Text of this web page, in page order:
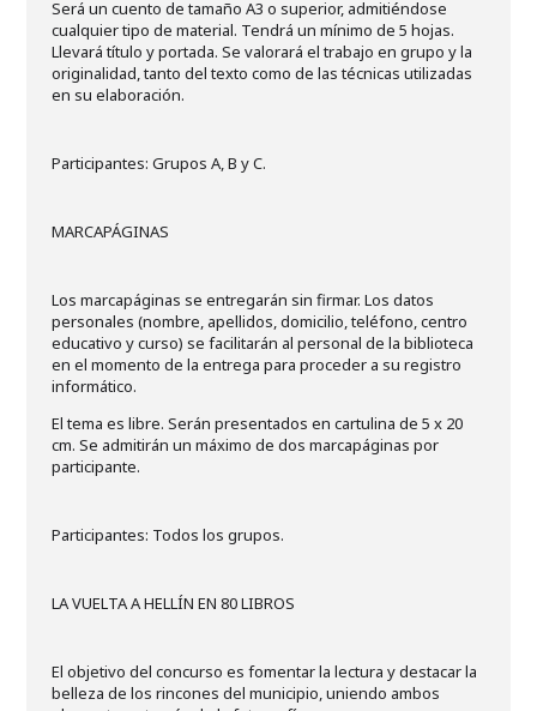
Será un cuento de tamaño A3 o superior, admitiéndose
cualquier tipo de material. Tendrá un mínimo de 5 hojas.
Llevará título y portada. Se valorará el trabajo en grupo y la
originalidad, tanto del texto como de las técnicas utilizadas
en su elaboración.
Participantes: Grupos A, B y C.
MARCAPÁGINAS
Los marcapáginas se entregarán sin firmar. Los datos
personales (nombre, apellidos, domicilio, teléfono, centro
educativo y curso) se facilitarán al personal de la biblioteca
en el momento de la entrega para proceder a su registro
informático.
El tema es libre. Serán presentados en cartulina de 5 x 20
cm. Se admitirán un máximo de dos marcapáginas por
participante.
Participantes: Todos los grupos.
LA VUELTA A HELLÍN EN 80 LIBROS
El objetivo del concurso es fomentar la lectura y destacar la
belleza de los rincones del municipio, uniendo ambos